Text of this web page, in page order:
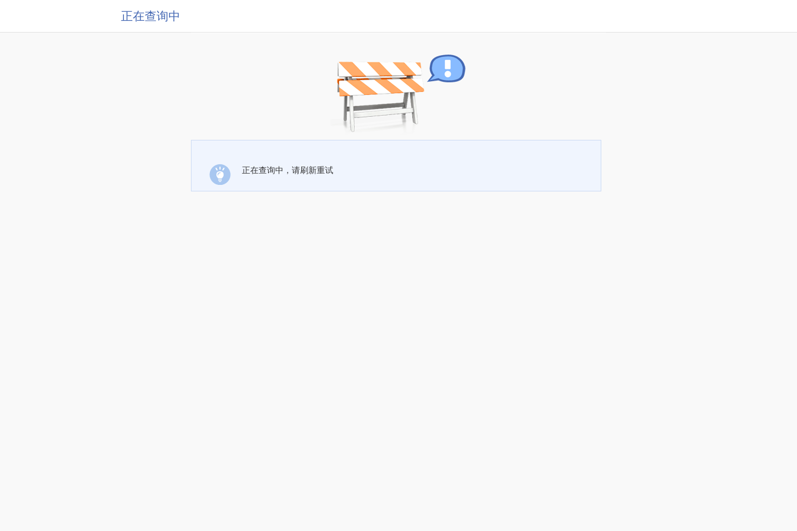
正在查询中
正在查询中，请刷新重试